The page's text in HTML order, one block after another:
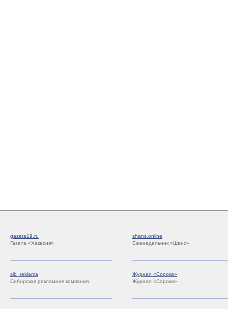
gazeta19.ru
Газета «Хакасия»
shans.online
Еженедельник «Шанс»
sib_reklama
Сибирская рекламная компания
Журнал «Сорока»
Журнал «Сорока»